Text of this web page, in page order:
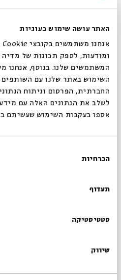
האתר עושה שימוש בעוגיות
ומודעות, לספק תכונות של
המשתמשים שלנו. בנוסף, אנחנו
השימוש באתר שלנו עם
החברתית, הפרסום וניתוח
לשלב את הנתונים האלה עם
אספו בעקבות השימוש שעשיתם
הסכמה
הכרחיות
תעדוף
סטטיסטיקה
שיווק
רגילים, ונבקש ללמוד מחדש את
הנוכחית.
במסגרת הסדנה ייערכו עשרה
22:00-19:00, החל מה-29.11 ועד וה-14.2.
מחיר: 300 ש"ח לכל המפגשים.
הסדנה
סגור